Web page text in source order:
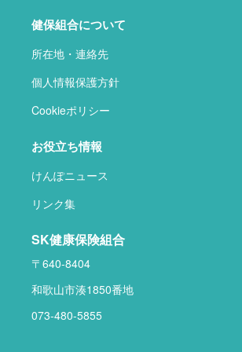
健保組合について
所在地・連絡先
個人情報保護方針
Cookieポリシー
お役立ち情報
けんぽニュース
リンク集
SK健康保険組合
〒640-8404
和歌山市湊1850番地
073-480-5855